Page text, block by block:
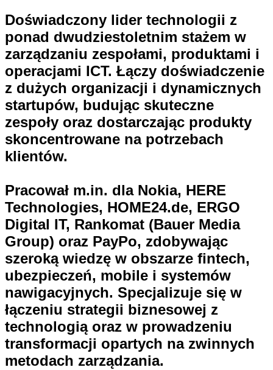
Doświadczony lider technologii z
ponad dwudziestoletnim stażem w
zarządzaniu zespołami, produktami i
operacjami ICT. Łączy doświadczenie
z dużych organizacji i dynamicznych
startupów, budując skuteczne
zespoły oraz dostarczając produkty
skoncentrowane na potrzebach
klientów.
Pracował m.in. dla Nokia, HERE
Technologies, HOME24.de, ERGO
Digital IT, Rankomat (Bauer Media
Group) oraz PayPo, zdobywając
szeroką wiedzę w obszarze fintech,
ubezpieczeń, mobile i systemów
nawigacyjnych. Specjalizuje się w
łączeniu strategii biznesowej z
technologią oraz w prowadzeniu
transformacji opartych na zwinnych
metodach zarządzania.